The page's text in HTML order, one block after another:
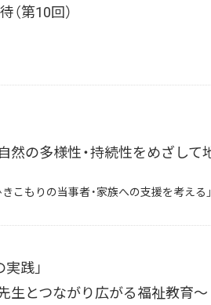
（第10回）
の多様性・持続性をめざして
こもりの当事者・家族への支援を考える」
践」
生とつながり広がる福祉教育～